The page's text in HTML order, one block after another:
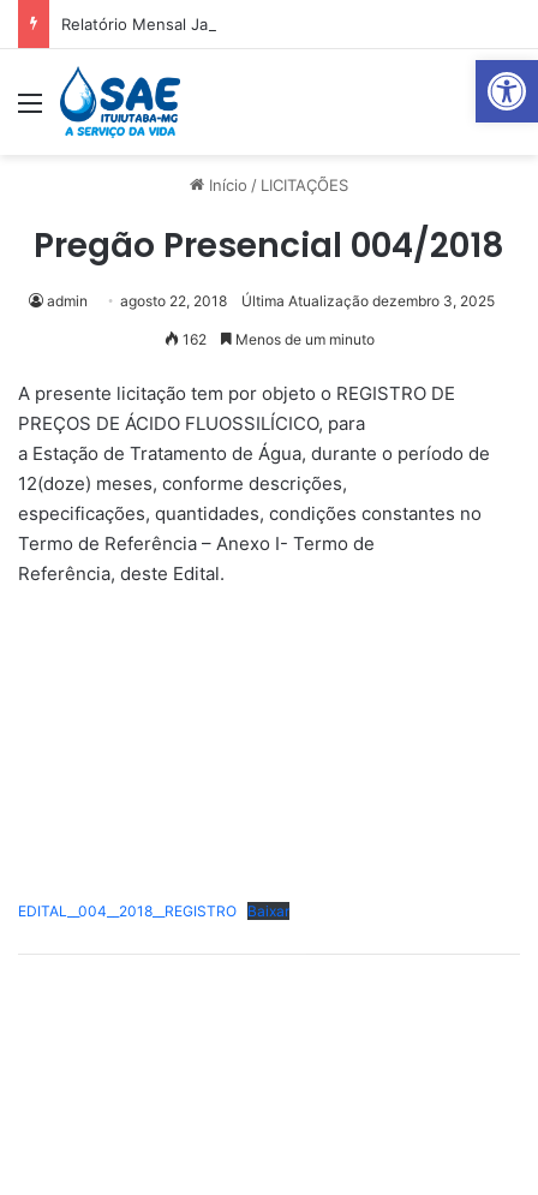
Abrir
Relatório Mensal Janeiro – Qualidade da Água Tratada
Menu
Início / LICITAÇÕES
Pregão Presencial 004/2018
admin agosto 22, 2018 Última Atualização dezembro 3, 2025
162 Menos de um minuto
A presente licitação tem por objeto o REGISTRO DE
PREÇOS DE ÁCIDO FLUOSSILÍCICO, para
a Estação de Tratamento de Água, durante o período de
12(doze) meses, conforme descrições,
especificações, quantidades, condições constantes no
Termo de Referência – Anexo I- Termo de
Referência, deste Edital.
EDITAL__004__2018__REGISTRO Baixar